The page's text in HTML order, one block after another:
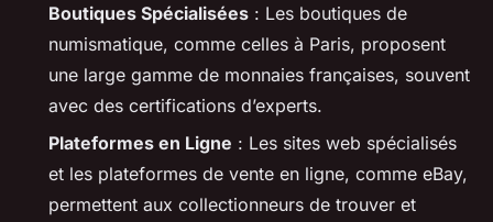
Boutiques Spécialisées : Les boutiques de
numismatique, comme celles à Paris, proposent
une large gamme de monnaies françaises, souvent
avec des certifications d’experts.
Plateformes en Ligne : Les sites web spécialisés
et les plateformes de vente en ligne, comme eBay,
permettent aux collectionneurs de trouver et